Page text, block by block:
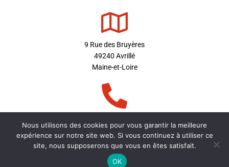
9 Rue des Bruyères
49240 Avrillé
Maine-et-Loire
Mail:contact[at]ludoludam.fr
Nous utilisons des cookies pour vous garantir la meilleure
expérience sur notre site web. Si vous continuez à utiliser ce
site, nous supposerons que vous en êtes satisfait.
OK